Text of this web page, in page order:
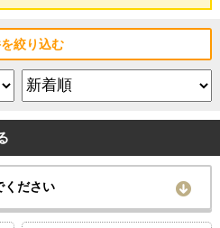
絞り込む
ください